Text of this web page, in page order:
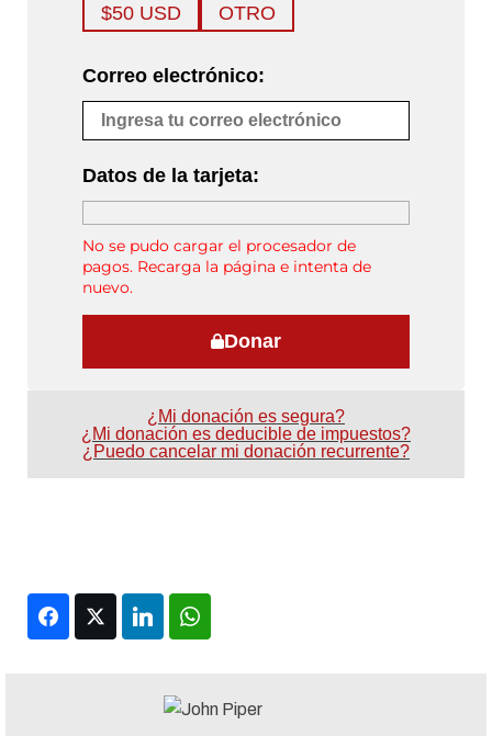
$50 USD OTRO
Correo electrónico:
Datos de la tarjeta:
No se pudo cargar el procesador de
pagos. Recarga la página e intenta de
nuevo.
Donar
¿Mi donación es segura?
¿Mi donación es deducible de impuestos?
¿Puedo cancelar mi donación recurrente?
FacebookTwitter LinkedIn